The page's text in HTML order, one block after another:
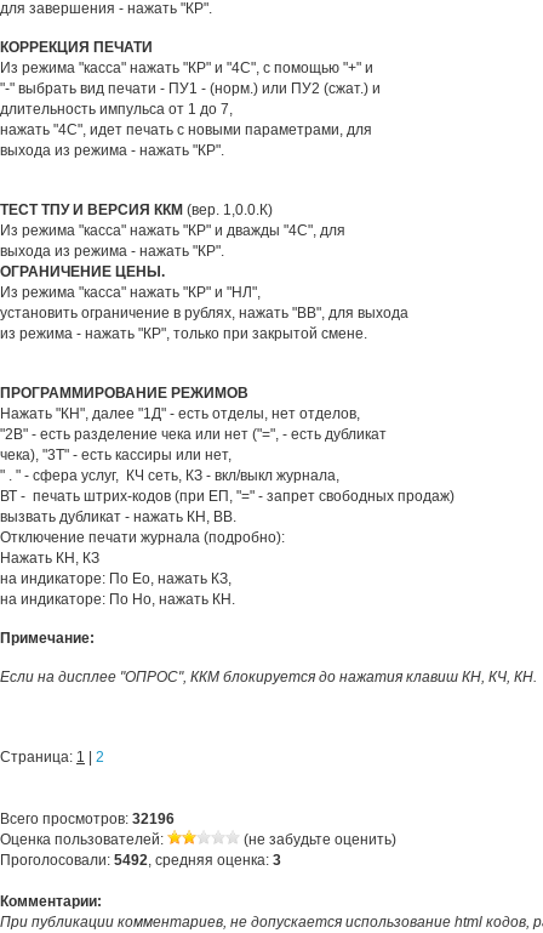
для завершения - нажать "КР".
КОРРЕКЦИЯ ПЕЧАТИ
Из режима "касса" нажать "КР" и "4С", с помощью "+" и
"-" выбрать вид печати - ПУ1 - (норм.) или ПУ2 (сжат.) и
длительность импульса от 1 до 7,
нажать "4С", идет печать с новыми параметрами, для
выхода из режима - нажать "КР".
ТЕСТ ТПУ И ВЕРСИЯ ККМ (вер. 1,0.0.К)
Из режима "касса" нажать "КР" и дважды "4С", для
выхода из режима - нажать "КР".
ОГРАНИЧЕНИЕ ЦЕНЫ.
Из режима "касса" нажать "КР" и "НЛ",
установить ограничение в рублях, нажать "ВВ", для выхода
из режима - нажать "КР", только при закрытой смене.
ПРОГРАММИРОВАНИЕ РЕЖИМОВ
Нажать "КН", далее "1Д" - есть отделы, нет отделов,
"2В" - есть разделение чека или нет ("=", - есть дубликат
чека), "3Т" - есть кассиры или нет,
" . " - сфера услуг, КЧ сеть, КЗ - вкл/выкл журнала,
ВТ - печать штрих-кодов (при ЕП, "=" - запрет свободных продаж)
вызвать дубликат - нажать КН, ВВ.
Отключение печати журнала (подробно):
Нажать КН, КЗ
на индикаторе: По Ео, нажать КЗ,
на индикаторе: По Но, нажать КН.
Примечание:
Если на дисплее "ОПРОС", ККМ блокируется до нажатия клавиш КН, КЧ, КН.
Страница: 1 2
Всего просмотров: 32196
Оценка пользователей:
(не забудьте оценить)
Проголосовали: 5492, средняя оценка: 3
Комментарии:
При публикации комментариев, не допускается использование html кодов,